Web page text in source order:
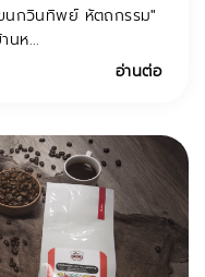
นกวินทิพย์ หัตถกรรม"
นห...
อ่านต่อ